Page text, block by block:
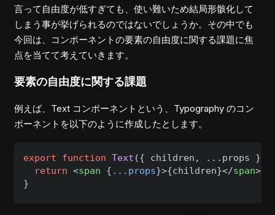
言って自由度が低すぎても、使い難いため結局形骸化して
しまう事が挙げられるのではないでしょうか。その中でも
今回は、コンポーネントの要素の自由度に関する課題に焦
点を当てて考えていきます。
要素の自由度に関する課題
例えば、Text コンポーネントという、Typography のコン
ポーネントを以下のように作成したとします。
export function Text ({ children, ...props }
return <span { ...props}>{children}</span>